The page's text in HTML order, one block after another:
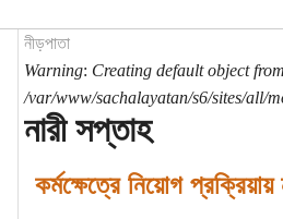
নীড়পাতা
Warning: Creating default object
/var/www/sachalayatan/s6/sites/all/
নারী সপ্তাহ
কর্মক্ষেত্রে নিয়োগ